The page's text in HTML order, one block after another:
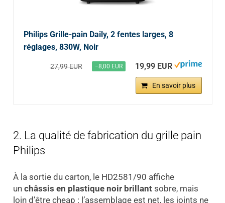
Philips Grille-pain Daily, 2 fentes larges, 8
réglages, 830W, Noir
27,99 EUR −8,00 EUR 19,99 EUR
En savoir plus
2. La qualité de fabrication du grille pain
Philips
À la sortie du carton, le HD2581/90 affiche
un châssis en plastique noir brillantsobre, mais
loin d’être cheap : l’assemblage est net, les joints ne